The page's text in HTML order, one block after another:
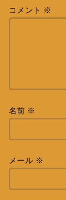
コメント ※
名前 ※
メール ※